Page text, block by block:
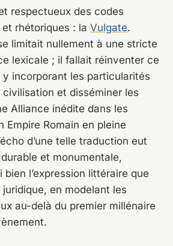
respectueux des codes
rhétoriques : la Vulgate.
limitait nullement à une stricte
lexicale ; il fallait réinventer ce
incorporant les particularités
civilisation et disséminer les
Alliance inédite dans les
Empire Romain en pleine
d’une telle traduction eut
et monumentale,
l’expression littéraire que
juridique, en modelant les
au-delà du premier millénaire